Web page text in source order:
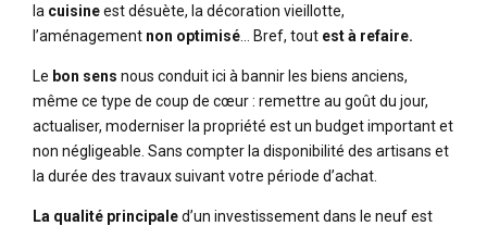
la cuisineest désuète, la décoration vieillotte,
l’aménagement non optimisé … Bref, tout est à refaire.
Le bon sens nous conduit ici à bannir les biens anciens,
même ce type de coup de cœur : remettre au goût du jour,
actualiser, moderniser la propriété est un budget important et
non négligeable. Sans compter la disponibilité des artisans et
la durée des travaux suivant votre période d’achat.
La qualité principaled’un investissement dans le neuf est